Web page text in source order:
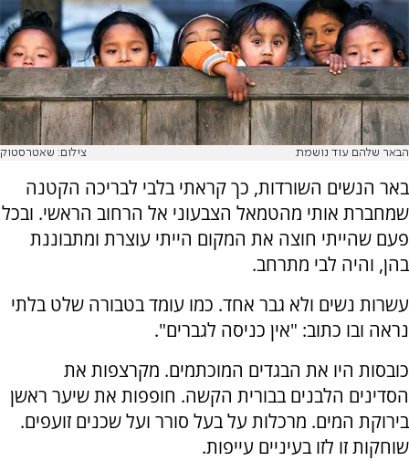
הבאר שלהם עוד נושמת צילום: שאטרסטוק
באר הנשים השורדות, כך קראתי בלבי לבריכה הקטנה
שמחברת אותי מהטמאל הצבעוני אל הרחוב הראשי. ובכל
פעם שהייתי חוצה את המקום הייתי עוצרת ומתבוננת
בהן, והיה לבי מתרחב.
עשרות נשים ולא גבר אחד. כמו עומד בטבורה שלט בלתי
נראה ובו כתוב: "אין כניסה לגברים".
כובסות היו את הבגדים המוכתמים. מקרצפות את
הסדינים הלבנים בבורית הקשה. חופפות את שיער ראשן
בירוקת המים. מרכלות על בעל סורר ועל שכנים זועפים.
שוחקות זו לזו בעיניים עייפות.